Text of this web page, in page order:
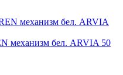
механизм бел. ARVIA 50